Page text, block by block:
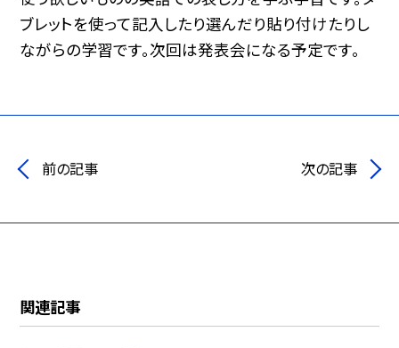
ブレットを使って記入したり選んだり貼り付けたりし
ながらの学習です。次回は発表会になる予定です。
前の記事 次の記事
関連記事